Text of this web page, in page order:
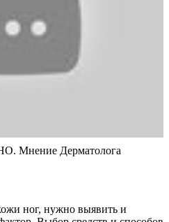
Мнение Дерматолога
ног, нужно выявить и